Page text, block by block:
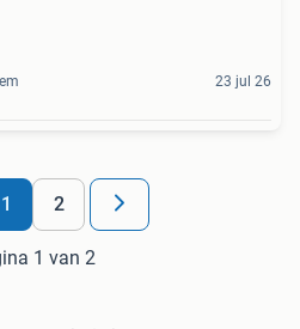
23 jul 26
1 2
1 van 2